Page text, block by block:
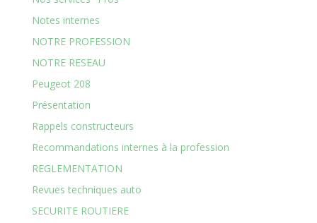
Notes internes
NOTRE PROFESSION
NOTRE RESEAU
Peugeot 208
Présentation
Rappels constructeurs
Recommandations internes à la profession
REGLEMENTATION
Revues techniques auto
SECURITE ROUTIERE